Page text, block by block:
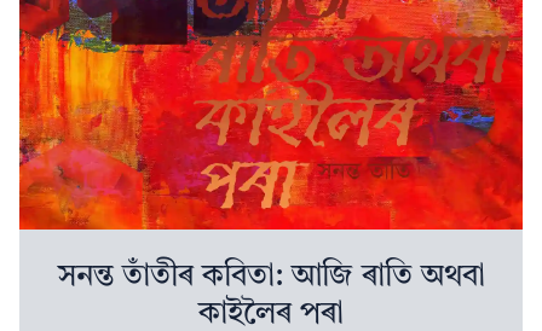
সনন্ত তাঁতীৰ কবিতা: আজি ৰাতি অথবা
কাইলৈৰ পৰা